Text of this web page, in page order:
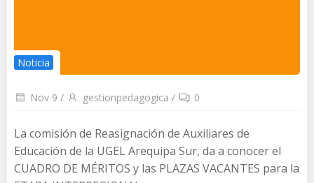
Noticia
Nov 9 / gestionpedagogica / 0
La comisión de Reasignación de Auxiliares de
Educación de la UGEL Arequipa Sur, da a conocer el
CUADRO DE MÉRITOS y las PLAZAS VACANTES para la